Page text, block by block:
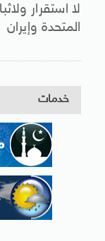
لا استقرار
المتحدة وإيران
خدمات